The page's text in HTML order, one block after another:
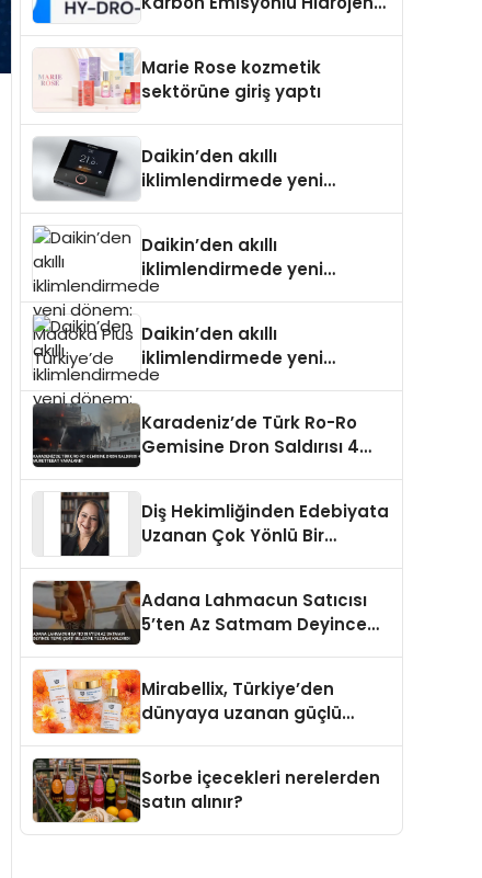
Aldı
Marie Rose kozmetik
sektörüne giriş yaptı
Daikin’den akıllı
iklimlendirmede yeni
Daikin’den akıllı
iklimlendirmede yeni
dönem: Madoka Plus
Daikin’den akıllı
iklimlendirmede yeni
dönem: Madoka Plus
Karadeniz’de Türk Ro-Ro
Gemisine Dron Saldırısı 4
Diş Hekimliğinden Edebiyata
Uzanan Çok Yönlü Bir
Adana Lahmacun Satıcısı
5’ten Az Satmam Deyince
Mirabellix, Türkiye’den
dünyaya uzanan güçlü
Sorbe içecekleri nerelerden
satın alınır?